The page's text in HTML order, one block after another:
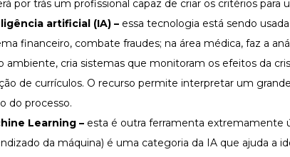
por trás um profissional capaz de criar os critérios para
artificial (IA) – essa tecnologia está sendo
financeiro, combate fraudes; na área médica, faz a
ambiente, cria sistemas que monitoram os efeitos da
de currículos. O recurso permite interpretar um
do processo.
Learning – esta é outra ferramenta extremamente
da máquina) é uma categoria da IA que ajuda a